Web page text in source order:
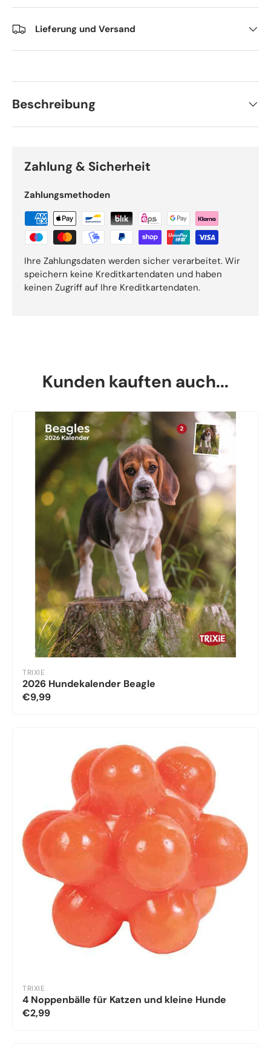
Lieferung und Versand
Beschreibung
Zahlung & Sicherheit
Zahlungsmethoden
Ihre Zahlungsdaten werden sicher verarbeitet. Wir
speichern keine Kreditkartendaten und haben
keinen Zugriff auf Ihre Kreditkartendaten.
Kunden kauften auch...
TRIXIE
2026 Hundekalender Beagle
€9,99
TRIXIE
4 Noppenbälle für Katzen und kleine Hunde
€2,99